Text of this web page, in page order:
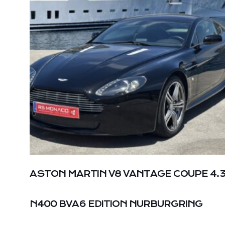
ASTON MARTIN V8 VANTAGE COUPE
N400 BVA6 EDITION NURBURGRING